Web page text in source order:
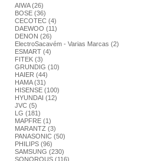
AIWA (26)
BOSE (36)
CECOTEC (4)
DAEWOO (11)
DENON (26)
ElectroSacavém - Varias Marcas (2)
ESMART (4)
FITEK (3)
GRUNDIG (10)
HAIER (44)
HAMA (31)
HISENSE (100)
HYUNDAI (12)
JVC (5)
LG (181)
MAPFRE (1)
MARANTZ (3)
PANASONIC (50)
PHILIPS (96)
SAMSUNG (230)
SONOROUS (116)